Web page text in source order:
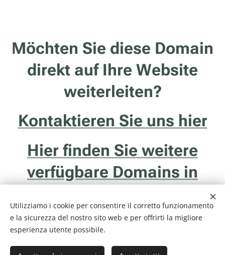
Möchten Sie diese Domain
direkt auf Ihre Website
weiterleiten?
Kontaktieren Sie uns hier
Hier finden Sie weitere
verfügbare Domains in
Utilizziamo i cookie per consentire il corretto funzionamento
e la sicurezza del nostro sito web e per offrirti la migliore
esperienza utente possibile.